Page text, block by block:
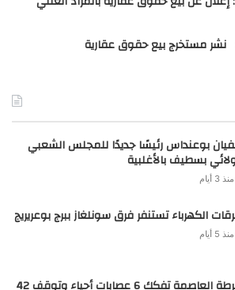
نشر مستخرج بيع حقوق عقارية
بوعنداس رئيسًا جديدًا للمجلس الشعبي
بسطيف بالأغلبية
منذ 3 أيام
الكهرباء تستنفر فرق سونلغاز ببرج بوعريريج
منذ 5 أيام
شرطة العاصمة تفكك 6 عصابات أحياء وتوقف 42